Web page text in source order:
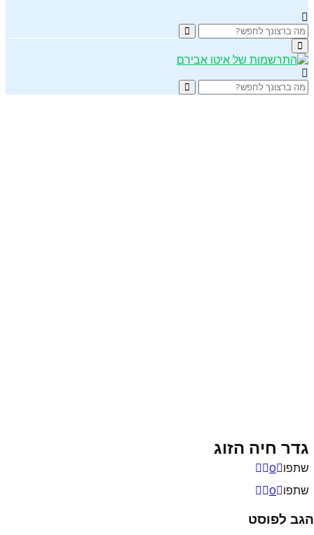
Search
for:
Search
Primary
Menu
Search
for:
Search
גדר חיה הזוג
שתפו
0
שתפו
0
הגב לפוסט